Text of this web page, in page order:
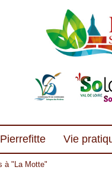
Vie
à "La Motte"